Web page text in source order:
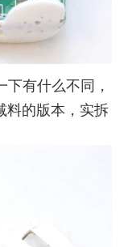
有什么不同，
料的版本，实拆